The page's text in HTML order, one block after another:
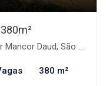
São José do Rio Preto-SP
380 m²